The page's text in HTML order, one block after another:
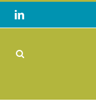
LinkedIn